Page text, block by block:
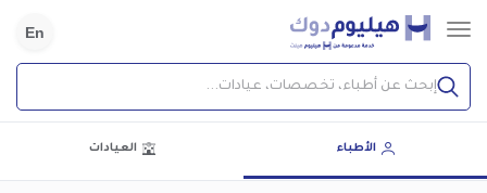
En
إبحث عن أطباء، تخصصات، عيادات...
الأطباء العيادات